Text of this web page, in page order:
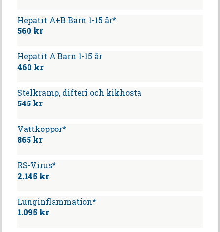
Hepatit A+B Barn 1-15 år*
560 kr
Hepatit A Barn 1-15 år
460 kr
Stelkramp, difteri och kikhosta
545 kr
Vattkoppor*
865 kr
RS-Virus*
2.145 kr
Lunginflammation*
1.095 kr